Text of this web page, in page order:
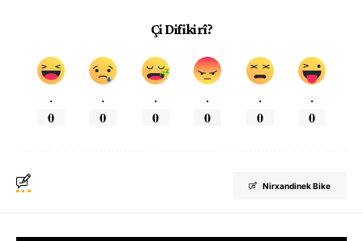
Çi Difikirî?
.
0
.
0
.
0
.
0
.
0
.
0
Nirxandinek Bike